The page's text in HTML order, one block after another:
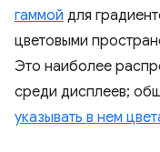
гаммой для
цветовыми
Это наиболее
среди дисплеев;
указывать в нем